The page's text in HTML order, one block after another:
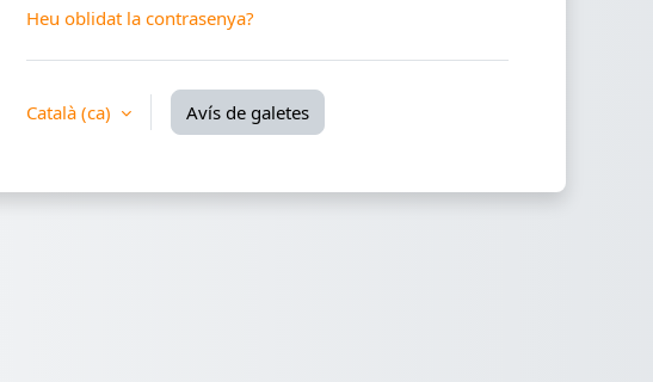
Heu oblidat la contrasenya?
Català ‎(ca)‎ Avís de galetes